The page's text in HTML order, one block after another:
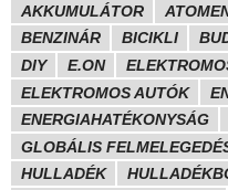
AKKUMULÁTOR
BENZINÁR
BICIKLI
DIY
E.ON
ELEKTROMOS AUTÓK
ENERGIAHATÉKONYSÁG
GLOBÁLIS
HULLADÉK